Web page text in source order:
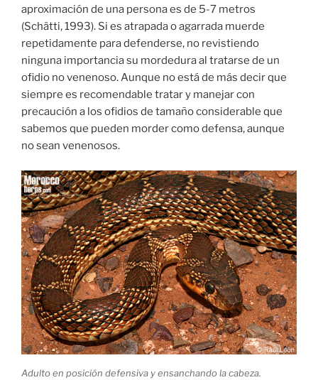
aproximación de una persona es de 5-7 metros
(Schätti, 1993). Si es atrapada o agarrada muerde
repetidamente para defenderse, no revistiendo
ninguna importancia su mordedura al tratarse de un
ofidio no venenoso. Aunque no está de más decir que
siempre es recomendable tratar y manejar con
precaución a los ofidios de tamaño considerable que
sabemos que pueden morder como defensa, aunque
no sean venenosos.
Adulto en posición defensiva y ensanchando la cabeza.